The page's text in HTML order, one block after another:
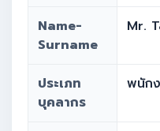
Name-
Surname
Mr.
ประเภท
บุคลากร
พนัก